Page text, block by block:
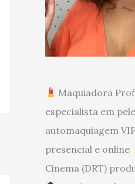
Maquiadora
especialista em
automaquiagem
presencial e online
Cinema (DRT)